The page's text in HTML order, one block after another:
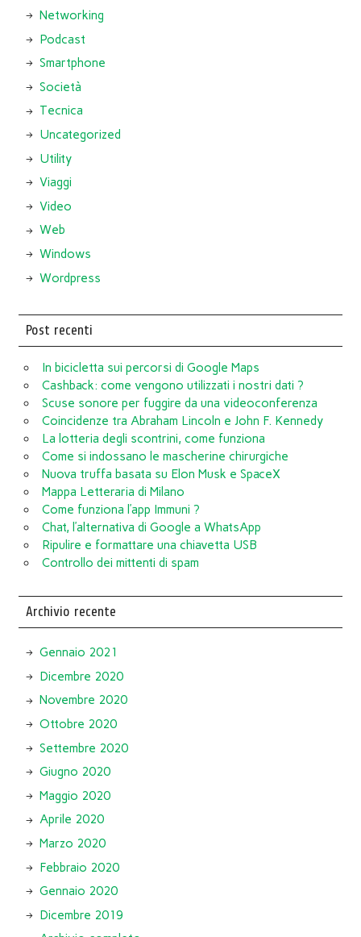
Networking
Podcast
Smartphone
Società
Tecnica
Uncategorized
Utility
Viaggi
Video
Web
Windows
Wordpress
Post recenti
In bicicletta sui percorsi di Google Maps
Cashback: come vengono utilizzati i nostri dati ?
Scuse sonore per fuggire da una videoconferenza
Coincidenze tra Abraham Lincoln e John F. Kennedy
La lotteria degli scontrini, come funziona
Come si indossano le mascherine chirurgiche
Nuova truffa basata su Elon Musk e SpaceX
Mappa Letteraria di Milano
Come funziona l’app Immuni ?
Chat, l’alternativa di Google a WhatsApp
Ripulire e formattare una chiavetta USB
Controllo dei mittenti di spam
Archivio recente
Gennaio 2021
Dicembre 2020
Novembre 2020
Ottobre 2020
Settembre 2020
Giugno 2020
Maggio 2020
Aprile 2020
Marzo 2020
Febbraio 2020
Gennaio 2020
Dicembre 2019